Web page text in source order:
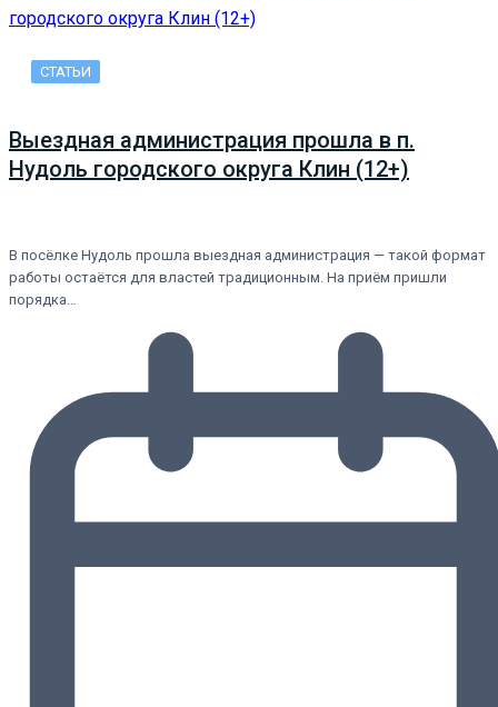
СТАТЬИ
Выездная администрация прошла в п.
Нудоль городского округа Клин (12+)
В посёлке Нудоль прошла выездная администрация — такой формат
работы остаётся для властей традиционным. На приём пришли
порядка…